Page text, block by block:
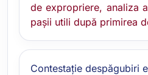
de expropriere, analiza
pașii utili după primirea
Contestație despăgubiri